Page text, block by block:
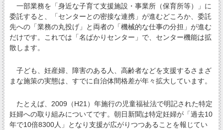
一部業務を「身近な子育て支援施設・事業所（保育所等）」に
委託すると、「センターとの密接な連携」が進むどころか、委託
先への「業務の丸投げ」と両者の「機械的な仕事の分担」が進む
だけです。これでは「名ばかりセンター」で、センター機能は拡
散します。
子ども、妊産婦、障害のある人、高齢者などを支援するさまざ
まな施策の実態は、すでに自治体間格差が年々拡大しています。
たとえば、2009（H21）年施行の児童福祉法で明記された特定
妊婦への取り組みについてです。朝日新聞は特定妊婦が「過去10
年で10倍8300人」となり支援が広がりつつあることを報じてい